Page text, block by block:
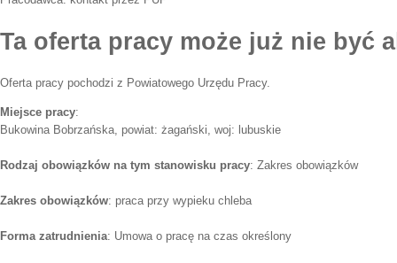
Ta oferta pracy może już nie być
Oferta pracy pochodzi z Powiatowego Urzędu Pracy.
Miejsce pracy:
Bukowina Bobrzańska, powiat: żagański, woj: lubuskie
Rodzaj obowiązków na tym stanowisku pracy: Zakres obowiązków
Zakres obowiązków: praca przy wypieku chleba
Forma zatrudnienia: Umowa o pracę na czas określony